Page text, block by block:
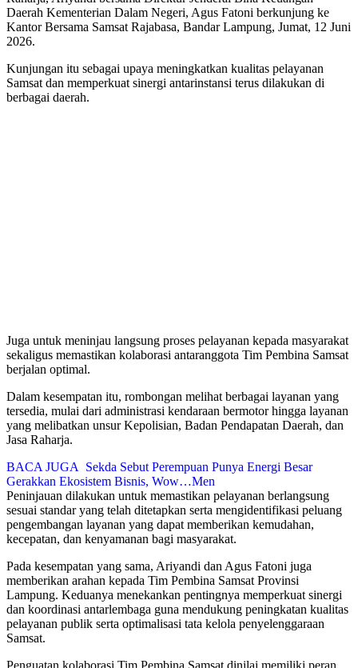
Daerah Kementerian Dalam Negeri, Agus Fatoni berkunjung ke
Kantor Bersama Samsat Rajabasa, Bandar Lampung, Jumat, 12 Juni
2026.
Kunjungan itu sebagai upaya meningkatkan kualitas pelayanan
Samsat dan memperkuat sinergi antarinstansi terus dilakukan di
berbagai daerah.
Juga untuk meninjau langsung proses pelayanan kepada masyarakat
sekaligus memastikan kolaborasi antaranggota Tim Pembina Samsat
berjalan optimal.
Dalam kesempatan itu, rombongan melihat berbagai layanan yang
tersedia, mulai dari administrasi kendaraan bermotor hingga layanan
yang melibatkan unsur Kepolisian, Badan Pendapatan Daerah, dan
Jasa Raharja.
BACA JUGA
Sekda Sebut Perempuan Punya Energi Besar
Gerakkan Ekosistem Bisnis, Wow…Men
Peninjauan dilakukan untuk memastikan pelayanan berlangsung
sesuai standar yang telah ditetapkan serta mengidentifikasi peluang
pengembangan layanan yang dapat memberikan kemudahan,
kecepatan, dan kenyamanan bagi masyarakat.
Pada kesempatan yang sama, Ariyandi dan Agus Fatoni juga
memberikan arahan kepada Tim Pembina Samsat Provinsi
Lampung. Keduanya menekankan pentingnya memperkuat sinergi
dan koordinasi antarlembaga guna mendukung peningkatan kualitas
pelayanan publik serta optimalisasi tata kelola penyelenggaraan
Samsat.